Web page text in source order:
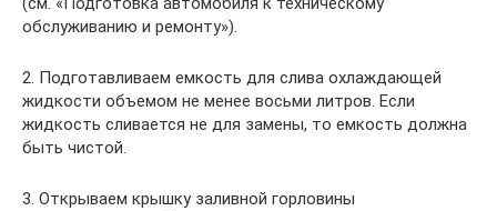
обслуживанию и ремонту»).
2. Подготавливаем емкость для слива охлаждающей
жидкости объемом не менее восьми литров. Если
жидкость сливается не для замены, то емкость должна
быть чистой.
3. Открываем крышку заливной горловины